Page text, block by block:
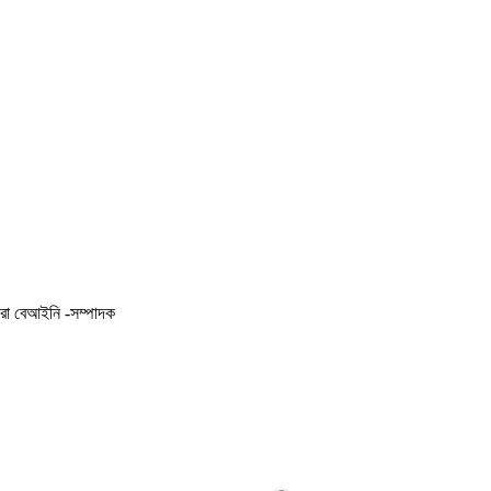
বেআইনি -সম্পাদক